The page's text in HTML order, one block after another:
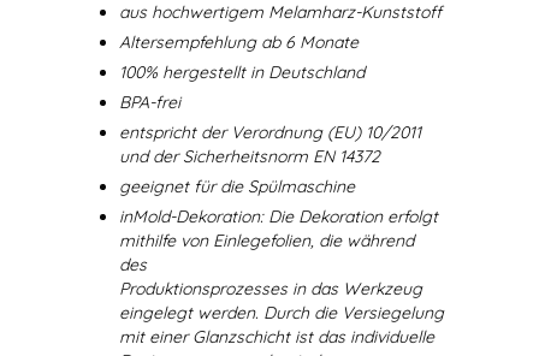
aus hochwertigem Melamharz-Kunststoff
Altersempfehlung ab 6 Monate
100% hergestellt in Deutschland
BPA-frei
entspricht der Verordnung (EU) 10/2011
und der Sicherheitsnorm EN 14372
geeignet für die Spülmaschine
inMold-Dekoration: Die Dekoration erfolgt
mithilfe von Einlegefolien, die während
des
Produktionsprozesses in das Werkzeug
eingelegt werden. Durch die Versiegelung
mit einer Glanzschicht ist das individuelle